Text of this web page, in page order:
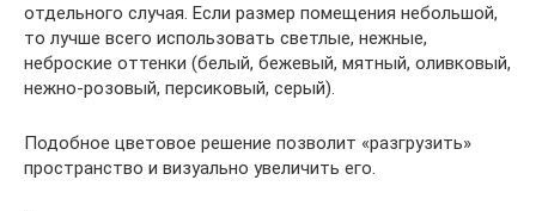
отдельного случая. Если размер помещения небольшой,
то лучше всего использовать светлые, нежные,
неброские оттенки (белый, бежевый, мятный, оливковый,
нежно-розовый, персиковый, серый).
Подобное цветовое решение позволит «разгрузить»
пространство и визуально увеличить его.